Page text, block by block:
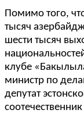
Помимо того,
тысяч
шести тысяч
клубе
министр по
депутат